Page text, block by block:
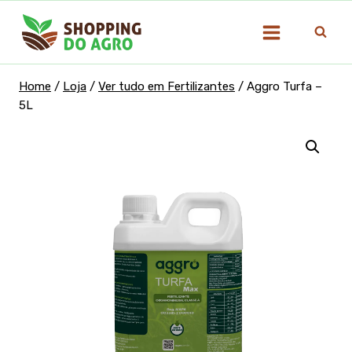
para
Home / Loja / Ver tudo em Fertilizantes / Aggro Turfa –
5L